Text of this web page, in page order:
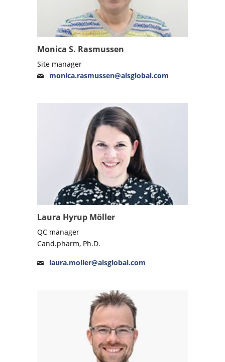
Monica S. Rasmussen
Site manager
monica.rasmussen@alsglobal.com
Laura Hyrup Möller
QC manager
Cand.pharm, Ph.D.
laura.moller@alsglobal.com